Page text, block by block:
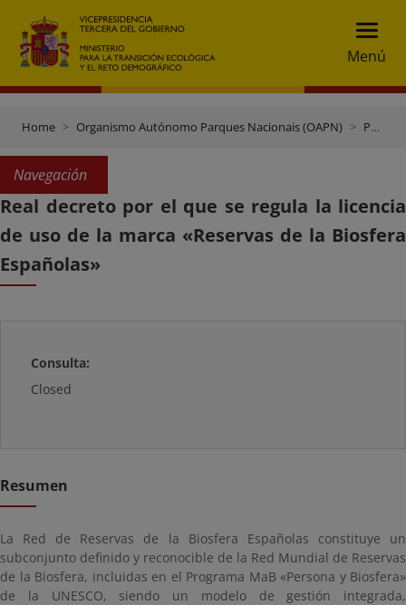
Menú
Home Organismo Autónomo Parques Nacionais (OAPN) Participación Pública
Navegación
Real decreto por el que se regula la licencia
de uso de la marca «Reservas de la Biosfera
Españolas»
Consulta:
Closed
Resumen
La Red de Reservas de la Biosfera Españolas constituye un
subconjunto definido y reconocible de la Red Mundial de Reservas
de la Biosfera, incluidas en el Programa MaB «Persona y Biosfera»
de la UNESCO, siendo un modelo de gestión integrada,